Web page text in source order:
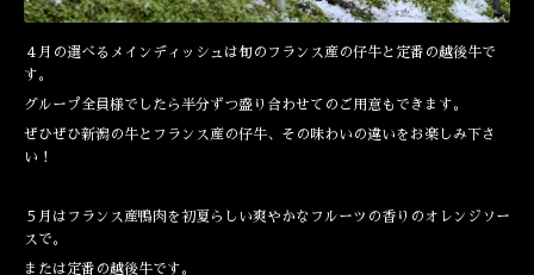
４月の選べるメインディッシュは旬のフランス産の仔牛と定番の越後牛で
す。
グループ全員様でしたら半分ずつ盛り合わせてのご用意もできます。
ぜひぜひ新潟の牛とフランス産の仔牛、その味わいの違いをお楽しみ下さ
い！
５月はフランス産鴨肉を初夏らしい爽やかなフルーツの香りのオレンジソー
スで。
または定番の越後牛です。